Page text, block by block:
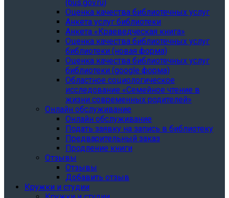
(bus.gov.ru)
Оценка качества библиотечных услуг
Анкета услуг библиотеки
Анкета «Краеведческая книга»
Oценка качества библиотечных услуг
библиотеки (новая форма)
Oценка качества библиотечных услуг
библиотеки (google форма)
Областное социологическое
исследование «Семейное чтение в
жизни современных родителей»
Онлайн обслуживание
Онлайн обслуживание
Подать заявку на запись в библиотеку
Предварительный заказ
Продление книги
Отзывы
Отзывы
Добавить отзыв
Кружки и студии